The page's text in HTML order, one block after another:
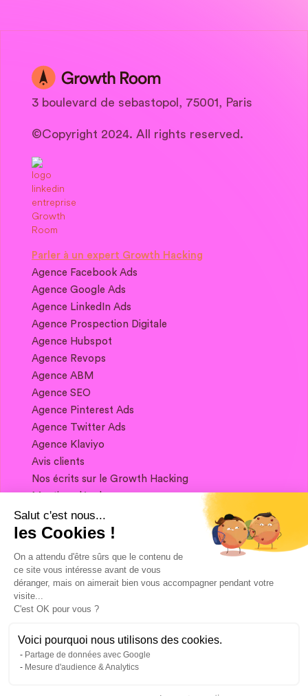
3 boulevard de sebastopol, 75001, Paris
©Copyright 2024. All rights reserved.
Parler à un expert Growth Hacking
Agence Facebook Ads
Agence Google Ads
Agence LinkedIn Ads
Agence Prospection Digitale
Agence Hubspot
Agence Revops
Agence ABM
Agence SEO
Agence Pinterest Ads
Agence Twitter Ads
Agence Klaviyo
Avis clients
Nos écrits sur le Growth Hacking
Si vous souhaitez garder contact, et obtenir
un condensé de Growth Marketing chaque
semaine, ça se passe juste ici 👇
Salut c'est nous...
les Cookies !
On a attendu d'être sûrs que le contenu de
ce site vous intéresse avant de vous
déranger, mais on aimerait bien vous accompagner pendant votre
visite...
C'est OK pour vous ?
Voici pourquoi nous utilisons des cookies.
Partage de données avec Google
Mesure d'audience & Analytics